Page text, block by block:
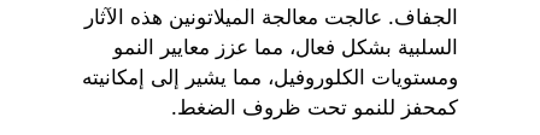
الجفاف. عالجت معالجة الميلاتونين هذه الآثار
السلبية بشكل فعال، مما عزز معايير النمو
ومستويات الكلوروفيل، مما يشير إلى إمكانيته
كمحفز للنمو تحت ظروف الضغط.